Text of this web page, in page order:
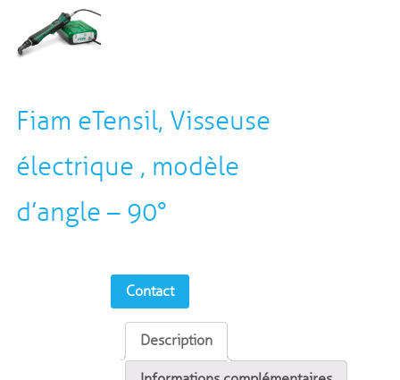
Fiam eTensil, Visseuse
électrique , modèle
d’angle – 90°
Contact
Description